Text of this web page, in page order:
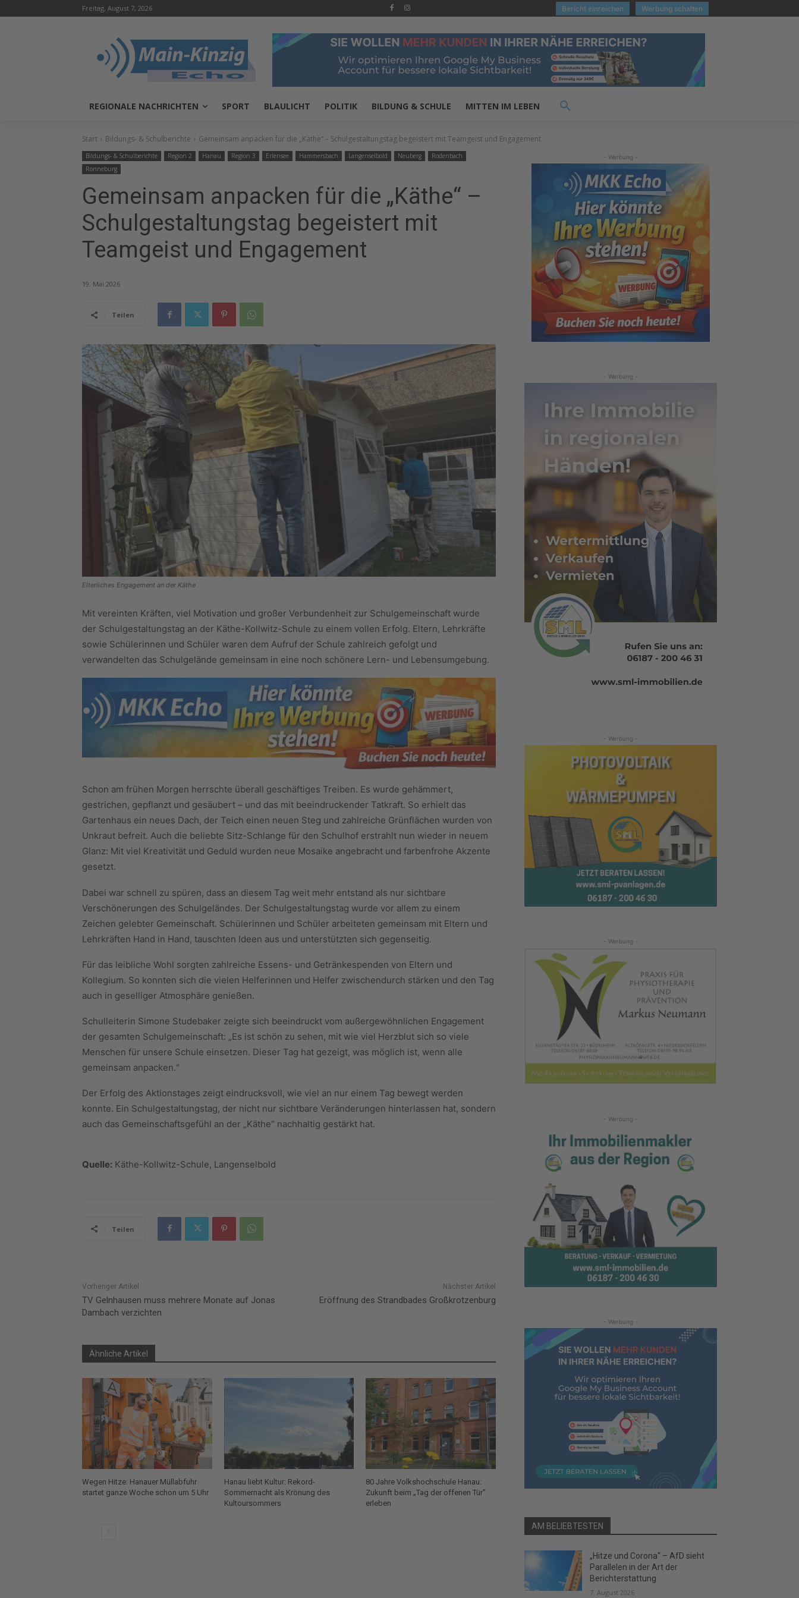
Freitag, August 7, 2026 Bericht einreichen Werbung schalten
REGIONALE NACHRICHTEN SPORT BLAULICHT POLITIK BILDUNG & SCHULE MITTEN IM LEBEN
Start Bildungs- & Schulberichte Gemeinsam anpacken für die „Käthe“ – Schulgestaltungstag begeistert mit Teamgeist und Engagement
Bildungs- & Schulberichte Region 2 Hanau Region 3 Erlensee Hammersbach Langenselbold Neuberg
Rodenbach
Ronneburg
Gemeinsam anpacken für die „Käthe“ –
Schulgestaltungstag begeistert mit
Teamgeist und Engagement
19. Mai 2026
Teilen
Elterliches Engagement an der Käthe
Mit vereinten Kräften, viel Motivation und großer Verbundenheit zur Schulgemeinschaft wurde
der Schulgestaltungstag an der Käthe-Kollwitz-Schule zu einem vollen Erfolg. Eltern, Lehrkräfte
sowie Schülerinnen und Schüler waren dem Aufruf der Schule zahlreich gefolgt und
verwandelten das Schulgelände gemeinsam in eine noch schönere Lern- und Lebensumgebung.
Schon am frühen Morgen herrschte überall geschäftiges Treiben. Es wurde gehämmert,
gestrichen, gepflanzt und gesäubert – und das mit beeindruckender Tatkraft. So erhielt das
Gartenhaus ein neues Dach, der Teich einen neuen Steg und zahlreiche Grünflächen wurden von
Unkraut befreit. Auch die beliebte Sitz-Schlange für den Schulhof erstrahlt nun wieder in neuem
Glanz: Mit viel Kreativität und Geduld wurden neue Mosaike angebracht und farbenfrohe Akzente
gesetzt.
Dabei war schnell zu spüren, dass an diesem Tag weit mehr entstand als nur sichtbare
Verschönerungen des Schulgeländes. Der Schulgestaltungstag wurde vor allem zu einem
Zeichen gelebter Gemeinschaft. Schülerinnen und Schüler arbeiteten gemeinsam mit Eltern und
Lehrkräften Hand in Hand, tauschten Ideen aus und unterstützten sich gegenseitig.
Für das leibliche Wohl sorgten zahlreiche Essens- und Getränkespenden von Eltern und
Kollegium. So konnten sich die vielen Helferinnen und Helfer zwischendurch stärken und den Tag
auch in geselliger Atmosphäre genießen.
Schulleiterin Simone Studebaker zeigte sich beeindruckt vom außergewöhnlichen Engagement
der gesamten Schulgemeinschaft: „Es ist schön zu sehen, mit wie viel Herzblut sich so viele
Menschen für unsere Schule einsetzen. Dieser Tag hat gezeigt, was möglich ist, wenn alle
gemeinsam anpacken.“
Der Erfolg des Aktionstages zeigt eindrucksvoll, wie viel an nur einem Tag bewegt werden
konnte. Ein Schulgestaltungstag, der nicht nur sichtbare Veränderungen hinterlassen hat, sondern
auch das Gemeinschaftsgefühl an der „Käthe“ nachhaltig gestärkt hat.
Quelle: Käthe-Kollwitz-Schule, Langenselbold
Teilen
Vorheriger Artikel
TV Gelnhausen muss mehrere Monate auf Jonas
Dambach verzichten
Nächster Artikel
Eröffnung des Strandbades Großkrotzenburg
Ähnliche Artikel
Wegen Hitze: Hanauer Müllabfuhr
startet ganze Woche schon um 5 Uhr
Hanau liebt Kultur: Rekord-
Sommernacht als Krönung des
Kultoursommers
80 Jahre Volkshochschule Hanau:
Zukunft beim „Tag der offenen Tür”
erleben
- Werbung -
- Werbung -
- Werbung -
- Werbung -
- Werbung -
- Werbung -
AM BELIEBTESTEN
„Hitze und Corona“ – AfD sieht
Parallelen in der Art der
Berichterstattung
7. August 2026